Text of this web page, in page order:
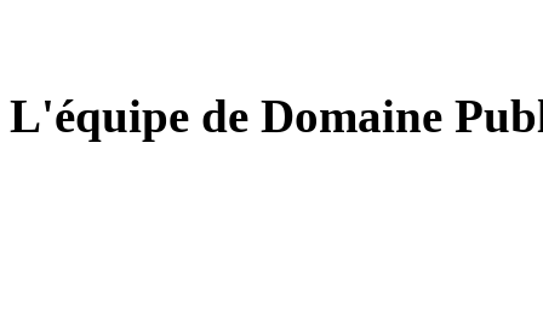
L'équipe de Domaine